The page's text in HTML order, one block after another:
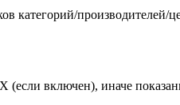
категорий/производителей/
включен), иначе